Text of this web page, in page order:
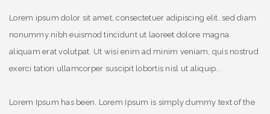
Lorem ipsum dolor sit amet, consectetuer adipiscing elit, sed diam
nonummy nibh euismod tincidunt ut laoreet dolore magna
aliquam erat volutpat. Ut wisi enim ad minim veniam, quis nostrud
exerci tation ullamcorper suscipit lobortis nisl ut aliquip..
Lorem Ipsum has been. Lorem Ipsum is simply dummy text of the